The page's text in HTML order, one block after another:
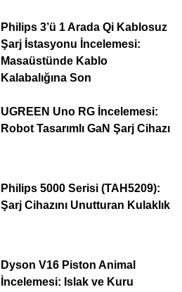
Philips 3’ü 1 Arada Qi Kablosuz
Şarj İstasyonu İncelemesi:
Masaüstünde Kablo
Kalabalığına Son
UGREEN Uno RG İncelemesi:
Robot Tasarımlı GaN Şarj Cihazı
Philips 5000 Serisi (TAH5209):
Şarj Cihazını Unutturan Kulaklık
Dyson V16 Piston Animal
İncelemesi: Islak ve Kuru